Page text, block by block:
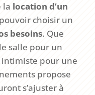
la location d’un
choisir un
besoins. Que
salle pour un
intimiste pour une
propose
s’ajuster à